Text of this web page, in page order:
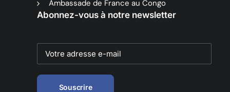
Ambassade de France au Congo
Abonnez-vous à notre newsletter